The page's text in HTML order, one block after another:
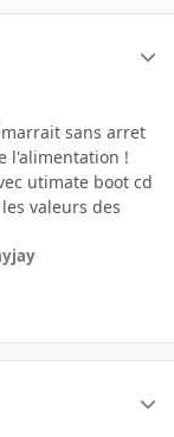
sans arret
l'alimentation !
utimate boot cd
valeurs des